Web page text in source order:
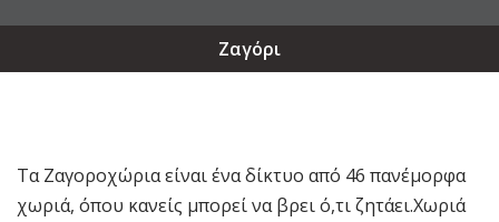
Ζαγόρι
Τα Ζαγοροχώρια είναι ένα δίκτυο από 46 πανέμορφα
χωριά, όπου κανείς μπορεί να βρει ό,τι ζητάει.Χωριά